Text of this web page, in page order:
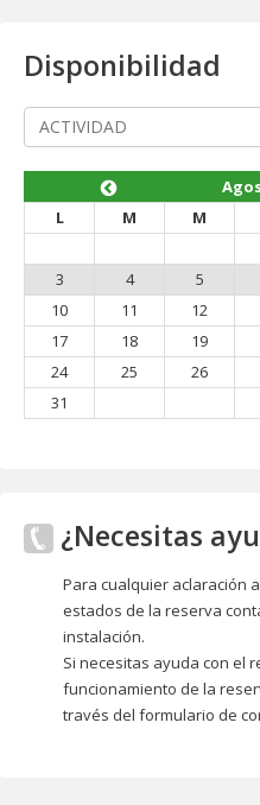
Disponibilidad
L
M M
3
4 5
10
11 12
17
18 19
24
25 26
31
¿Necesitas
Para cualquier aclaración
estados de la reserva
instalación.
Si necesitas ayuda con el
funcionamiento de la
través del formulario de